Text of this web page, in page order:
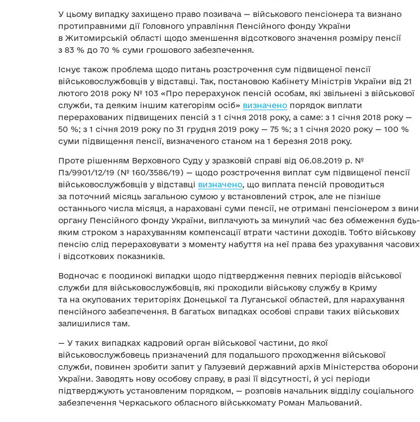
У цьому випадку захищено право позивача — військового пенсіонера та визнано
протиправними дії Головного управління Пенсійного фонду України
в Житомирській області щодо зменшення відсоткового значення розміру пенсії
з 83 % до 70 % суми грошового забезпечення.
Існує також проблема щодо питань розстрочення сум підвищеної пенсії
військовослужбовців у відставці. Так, постановою Кабінету Міністрів України від 21
лютого 2018 року № 103 «Про перерахунок пенсій особам, які звільнені з військової
служби, та деяким іншим категоріям осіб» визначено порядок виплати
перерахованих підвищених пенсій з 1 січня 2018 року, а саме: з 1 січня 2018 року —
50 %; з 1 січня 2019 року по 31 грудня 2019 року — 75 %; з 1 січня 2020 року — 100 %
суми підвищення пенсії, визначеного станом на 1 березня 2018 року.
Проте рішенням Верховного Суду у зразковій справі від 06.08.2019 р. №
Пз/9901/12/19 (№ 160/3586/19) — щодо розстрочення виплат сум підвищеної пенсії
військовослужбовців у відставці визначено , що виплата пенсій проводиться
за поточний місяць загальною сумою у встановлений строк, але не пізніше
останнього числа місяця, а нараховані суми пенсії, не отримані пенсіонером з вини
органу Пенсійного фонду України, виплачують за минулий час без обмеження будь-
яким строком з нарахуванням компенсації втрати частини доходів. Тобто військову
пенсію слід перераховувати з моменту набуття на неї права без урахування часових
і відсоткових показників.
Водночас є поодинокі випадки щодо підтвердження певних періодів військової
служби для військовослужбовців, які проходили військову службу в Криму
та на окупованих територіях Донецької та Луганської областей, для нарахування
пенсійного забезпечення. В багатьох випадках особові справи таких військових
залишилися там.
— У таких випадках кадровий орган військової частини, до якої
військовослужбовець призначений для подальшого проходження військової
служби, повинен зробити запит у Галузевий державний архів Міністерства оборони
України. Заводять нову особову справу, в разі її відсутності, й усі періоди
підтверджують установленим порядком, — розповів начальник відділу соціального
забезпечення Черкаського обласного військкомату Роман Мальований.